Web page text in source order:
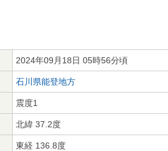
2024年09月18日 05時56分頃
石川県能登地方
震度1
北緯 37.2度
東経 136.8度